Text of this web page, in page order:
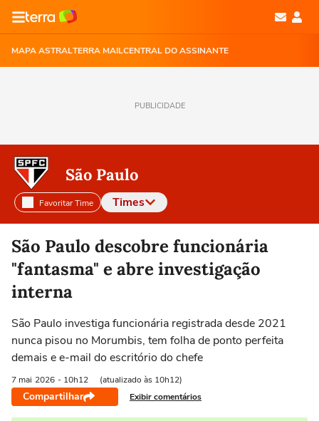
MAPA ASTRALTERRA MAILCENTRAL DO ASSINANTE
PUBLICIDADE
São Paulo
Favoritar Time Times
Selecione o time para ver as notícias
São Paulo descobre funcionária
"fantasma" e abre investigação
interna
São Paulo investiga funcionária registrada desde 2021
nunca pisou no Morumbis, tem folha de ponto perfeita
demais e e-mail do escritório do chefe
7 mai 2026 - 10h12 (atualizado às 10h12)
Compartilhar Exibir comentários